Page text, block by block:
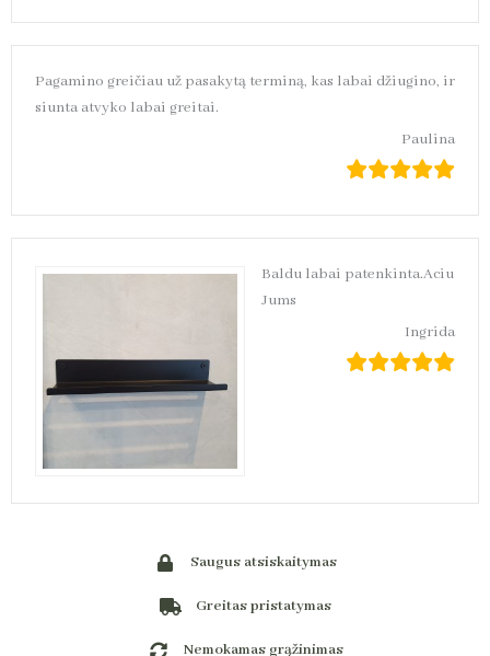
Pagamino greičiau už pasakytą terminą, kas labai džiugino, ir
siunta atvyko labai greitai.
Paulina
Baldu labai patenkinta.Aciu
Jums
Ingrida
Saugus atsiskaitymas
Greitas pristatymas
Nemokamas grąžinimas